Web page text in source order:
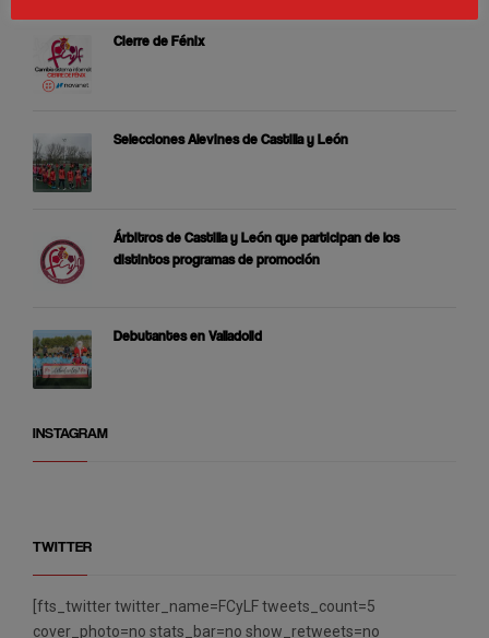
Cierre de Fénix
Selecciones Alevines de Castilla y León
Árbitros de Castilla y León que participan de los
distintos programas de promoción
Debutantes en Valladolid
INSTAGRAM
TWITTER
[fts_twitter twitter_name=FCyLF tweets_count=5
cover_photo=no stats_bar=no show_retweets=no